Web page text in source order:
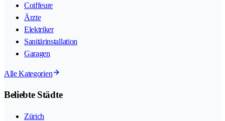
Coiffeure
Ärzte
Elektriker
Sanitärinstallation
Garagen
Alle Kategorien
Beliebte Städte
Zürich